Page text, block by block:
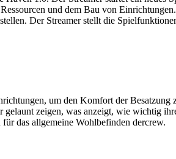
und dem Bau von
Der Streamer stellt die
um den Komfort der
gelaunt zeigen, was anzeigt, wie wichtig
das allgemeine Wohlbefinden dercrew.